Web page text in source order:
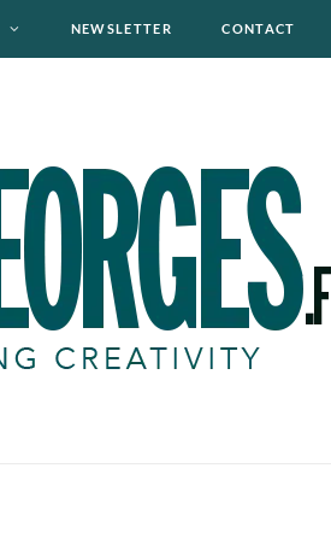
NEWSLETTER CONTACT